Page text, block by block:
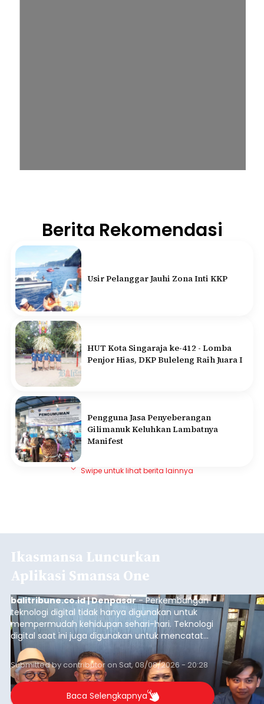
Berita Rekomendasi
Usir Pelanggar Jauhi Zona Inti KKP
HUT Kota Singaraja ke-412 - Lomba
Penjor Hias, DKP Buleleng Raih Juara I
Pengguna Jasa Penyeberangan
Gilimanuk Keluhkan Lambatnya
Manifest
Swipe untuk lihat berita lainnya
Ikasmansa Luncurkan
Aplikasi Smansa One
balitribune.co.id | Denpasar- Perkembangan
teknologi digital tidak hanya digunakan untuk
mempermudah kehidupan sehari-hari. Teknologi
digital saat ini juga digunakan untuk mencatat
dan mengelola data base alumni dari suatu
sekolah, salah satunya adalah alumni SMA 1
Denpasar.
Submitted bycontributoron Sat, 08/08/2026 - 20:28
Baca Selengkapnya